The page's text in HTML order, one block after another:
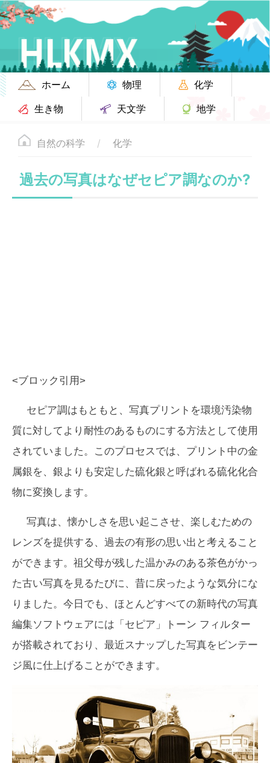
ホーム 物理
化学
生き物
天文学 地学
自然の科学 化学
過去の写真はなぜセピア調なのか?
<ブロック引用>
セピア調はもともと、写真プリントを環境汚染物
質に対してより耐性のあるものにする方法として使用
されていました。このプロセスでは、プリント中の金
属銀を、銀よりも安定した硫化銀と呼ばれる硫化化合
物に変換します。
写真は、懐かしさを思い起こさせ、楽しむための
レンズを提供する、過去の有形の思い出と考えること
ができます。祖父母が残した温かみのある茶色がかっ
た古い写真を見るたびに、昔に戻ったような気分にな
りました。今日でも、ほとんどすべての新時代の写真
編集ソフトウェアには「セピア」トーン フィルター
が搭載されており、最近スナップした写真をビンテー
ジ風に仕上げることができます。